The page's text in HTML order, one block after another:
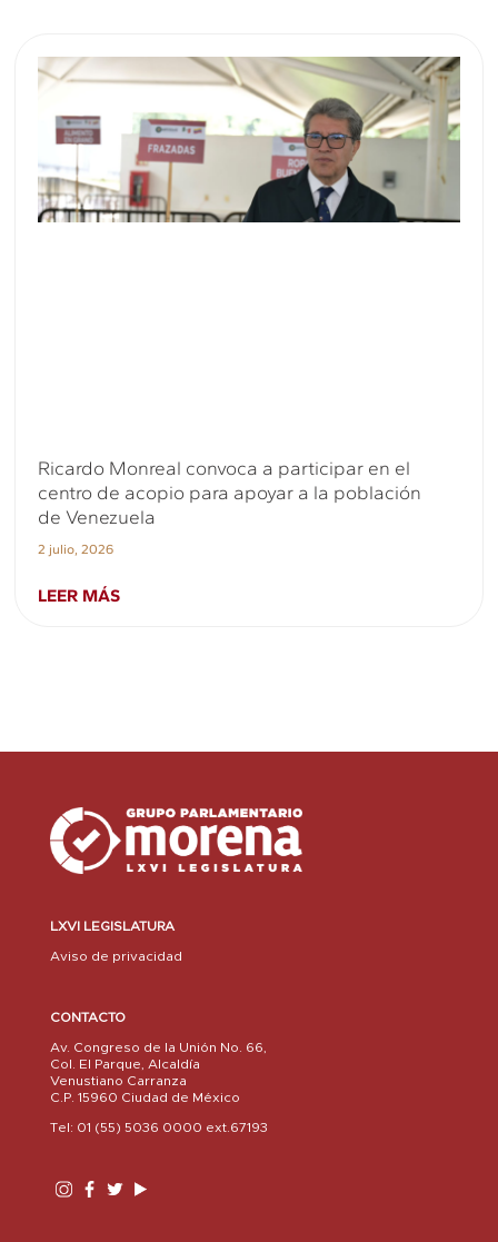
Ricardo Monreal convoca a participar en el
centro de acopio para apoyar a la población
de Venezuela
2 julio, 2026
LEER MÁS
LXVI LEGISLATURA
Aviso de privacidad
CONTACTO
Av. Congreso de la Unión No. 66,
Col. El Parque, Alcaldía
Venustiano Carranza
C.P. 15960 Ciudad de México
Tel: 01 (55) 5036 0000 ext.67193